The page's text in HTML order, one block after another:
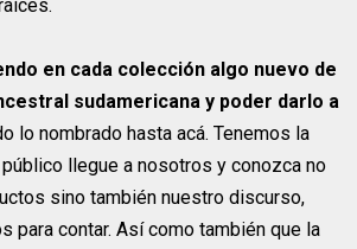
en cada colección algo nuevo de
sudamericana y poder darlo a
lo nombrado hasta acá. Tenemos la
llegue a nosotros y conozca no
sino también nuestro discurso,
para contar. Así como también que la